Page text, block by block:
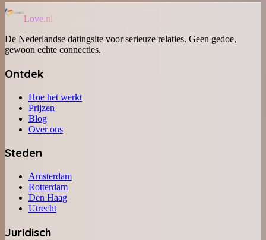
Love.nl
De Nederlandse datingsite voor serieuze relaties. Geen gedoe,
gewoon echte connecties.
Ontdek
Hoe het werkt
Prijzen
Blog
Over ons
Steden
Amsterdam
Rotterdam
Den Haag
Utrecht
Juridisch